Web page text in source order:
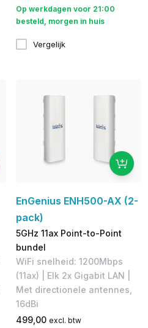
Op werkdagen voor 21:00
besteld, morgen in huis
Vergelijk
EnGenius ENH500-AX (2-
pack)
5GHz 11ax Point-to-Point
bundel
WiFi snelheid: 1200Mbps
(11ax) | Elk 2x Gigabit LAN |
Met directionele antennes,
16dBi
499,00 excl. btw